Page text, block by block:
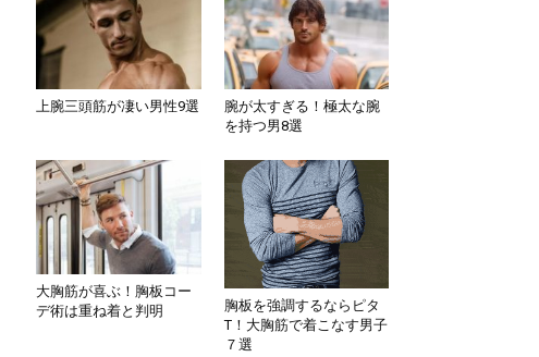
上腕三頭筋が凄い男性9選
腕が太すぎる！極太な腕
を持つ男8選
大胸筋が喜ぶ！胸板コー
デ術は重ね着と判明
胸板を強調するならピタ
T！大胸筋で着こなす男子
７選